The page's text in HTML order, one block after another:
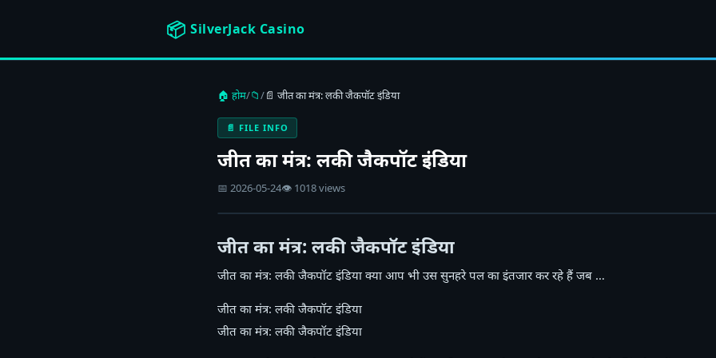
📦 SilverJack Casino
🏠 होम/📁/📄 जीत का मंत्र: लकी जैकपॉट इंडिया
📄 FILE INFO
जीत का मंत्र: लकी जैकपॉट इंडिया
📅 2026-05-24👁 1018 views
जीत का मंत्र: लकी जैकपॉट इंडिया
जीत का मंत्र: लकी जैकपॉट इंडिया क्या आप भी उस सुनहरे पल का इंतजार कर रहे हैं जब …
जीत का मंत्र: लकी जैकपॉट इंडिया
जीत का मंत्र: लकी जैकपॉट इंडिया